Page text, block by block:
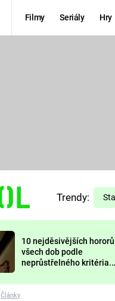
Filmy Seriály Hry
PREDÁTOR
Trendy:
10 nejděsivějších hororů
všech dob podle
neprůstřelného kritéria.
nejvíc zvednou tep?
Články